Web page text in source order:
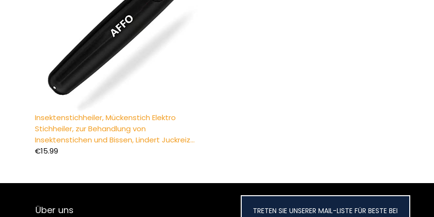
Insektenstichheiler, Mückenstich Elektro
Stichheiler, zur Behandlung von
Insektenstichen und Bissen, Lindert Juckreiz…
€15.99
Über uns TRETEN SIE UNSERER MAIL-LISTE FÜR BESTE BEI